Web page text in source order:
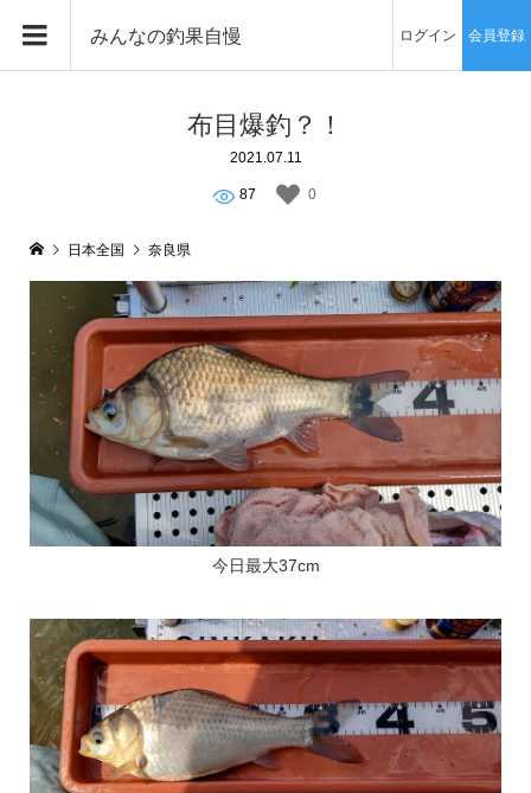
みんなの釣果自慢 ログイン 会員登録
布目爆釣？！
2021.07.11
87 0
日本全国 奈良県
今日最大37cm